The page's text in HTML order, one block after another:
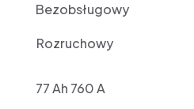
Bezobsługowy
Rozruchowy
77 Ah 760 A